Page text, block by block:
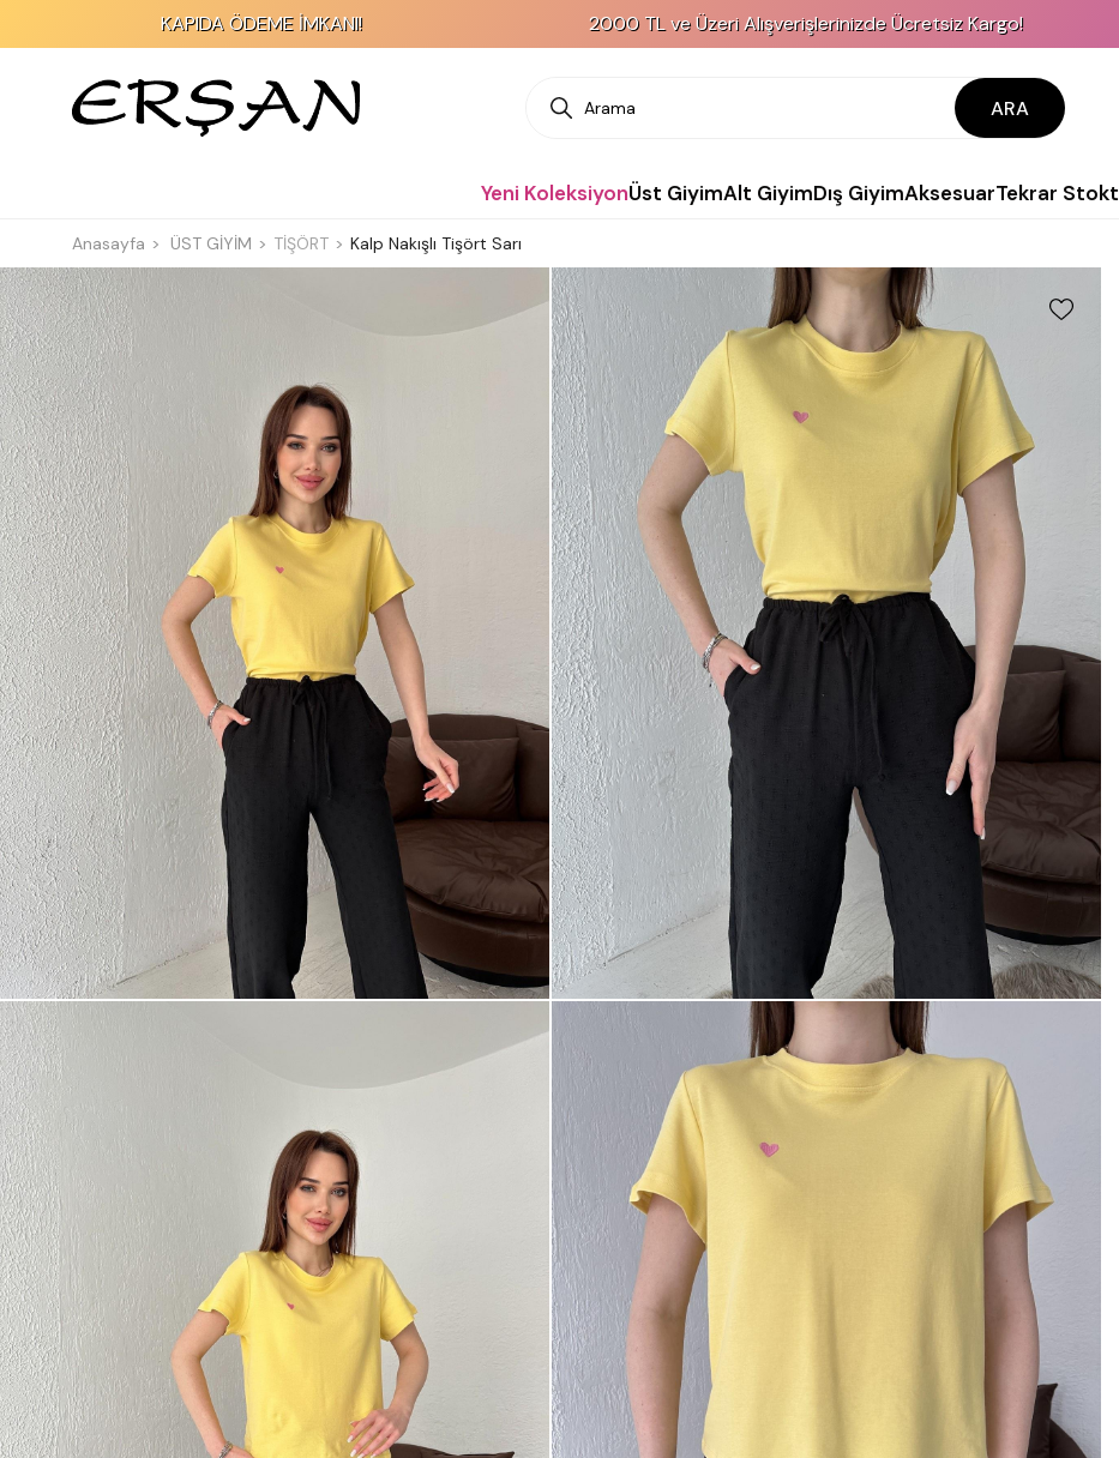
KAPIDA ÖDEME İMKANI! 2000 TL ve Üzeri Alışverişlerinizde Ücretsiz Kargo!
ARA
Yeni KoleksiyonÜst GiyimAlt GiyimDış GiyimAksesuarTekrar
Anasayfa ÜST GİYİM TİŞÖRT Kalp Nakışlı Tişört Sarı